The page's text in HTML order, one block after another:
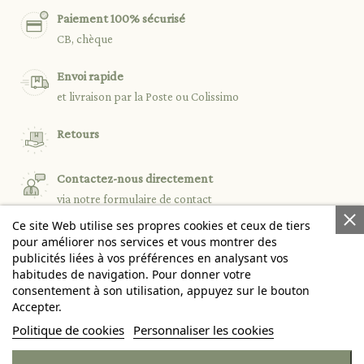
Paiement 100% sécurisé
CB, chèque
Envoi rapide
et livraison par la Poste ou Colissimo
Retours
Contactez-nous directement
via notre formulaire de contact
PRODUITS
NOTRE SOCIÉTÉ
VOTRE COMPTE 
Ce site Web utilise ses propres cookies et ceux de tiers
pour améliorer nos services et vous montrer des
publicités liées à vos préférences en analysant vos
habitudes de navigation. Pour donner votre
consentement à son utilisation, appuyez sur le bouton
Accepter.
Politique de cookies Personnaliser les cookies